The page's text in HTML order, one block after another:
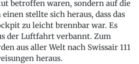
betroffen waren, sondern auf die
stellte sich heraus, dass das
zu leicht brennbar war. Es
der Luftfahrt verbannt. Zum
aus aller Welt nach Swissair 111
heraus.